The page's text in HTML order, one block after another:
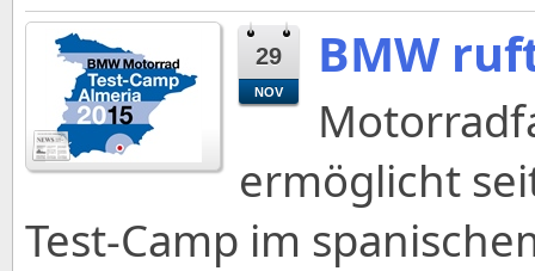
29
NOV
BMW
ermöglicht
Test-Camp im